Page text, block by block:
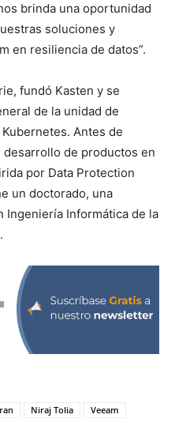
brinda una oportunidad
soluciones y
en resiliencia de datos”.
fundó Kasten y se
de la unidad de
Antes de
de productos en
por Data Protection
un doctorado, una
Ingeniería Informática de la
Niraj Tolia Veeam